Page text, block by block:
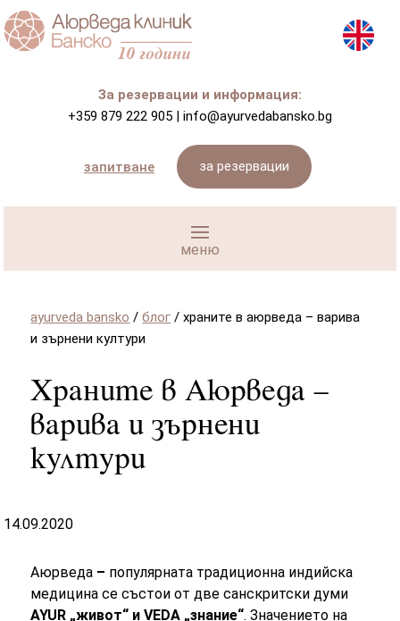
За резервации и информация:
+359 879 222 905 | info@ayurvedabansko.bg
запитване за резервации
ayurveda bansko /блог /храните в аюрведа – варива
и зърнени култури
Храните в Аюрведа –
варива и зърнени
култури
14.09.2020
Аюрведа – популярната традиционна индийска
медицина се състои от две санскритски думи
AYUR „живот“ и VEDA „знание“. Значението на